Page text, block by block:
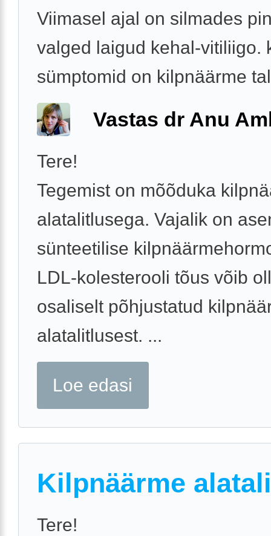
Viimasel ajal on silmades
valged laigud kehal-vitiliigo.
sümptomid on kilpnäärme
Vastas dr Anu
Tere!
Tegemist on mõõduka
alatalitlusega. Vajalik on
sünteetilise
LDL-kolesterooli tõus võib
osaliselt põhjustatud
alatalitlusest. ...
Loe edasi
Kilpnäärme
Tere!